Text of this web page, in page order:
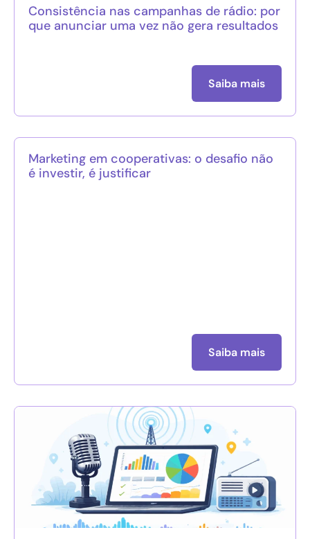
Consistência nas campanhas de rádio: por
que anunciar uma vez não gera resultados
Saiba mais
Marketing em cooperativas: o desafio não
é investir, é justificar
Saiba mais